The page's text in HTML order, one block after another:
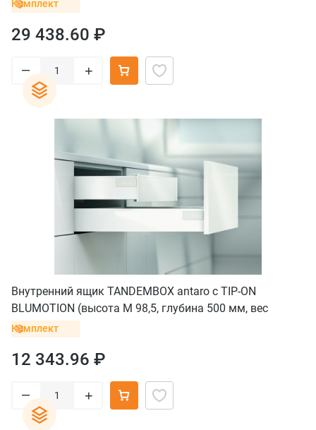
Комплект
29 438.60 ₽
– +
Внутренний ящик TANDEMBOX antaro с TIP-ON
BLUMOTION (высота М 98,5, глубина 500 мм, вес
ящика от 10 до 30 кг), белый
Комплект
12 343.96 ₽
– +